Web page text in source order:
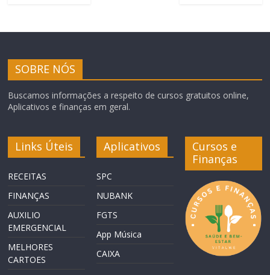
SOBRE NÓS
Buscamos informações a respeito de cursos gratuitos online,
Aplicativos e finanças em geral.
Links Úteis
RECEITAS
FINANÇAS
AUXILIO
EMERGENCIAL
MELHORES
CARTOES
Aplicativos
SPC
NUBANK
FGTS
App Música
CAIXA
Cursos e
Finanças